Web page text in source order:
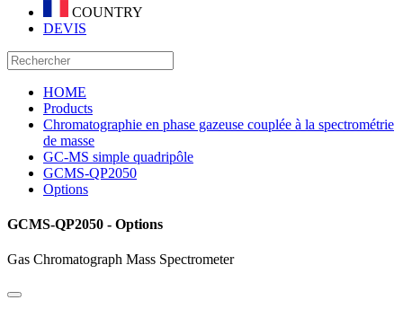
COUNTRY
DEVIS
HOME
Products
Chromatographie en phase gazeuse couplée à la spectrométrie
de masse
GC-MS simple quadripôle
GCMS-QP2050
Options
GCMS-QP2050 - Options
Gas Chromatograph Mass Spectrometer